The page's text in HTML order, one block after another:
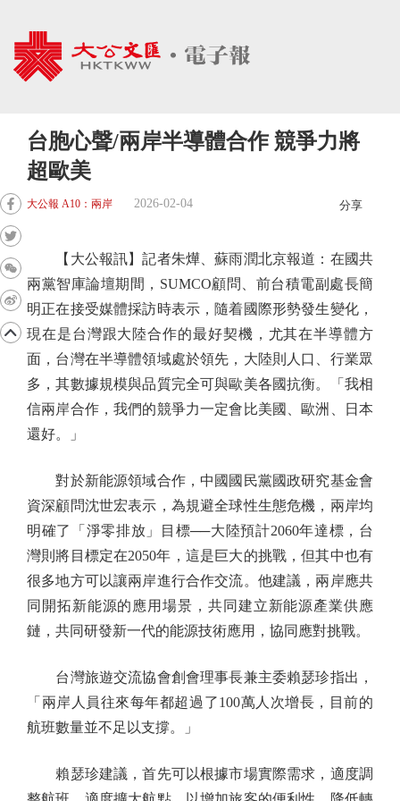
台胞心聲/兩岸半導體合作 競爭力將
超歐美
大公報 A10：兩岸 2026-02-04 分享
【大公報訊】記者朱燁、蘇雨潤北京報道：在國共
兩黨智庫論壇期間，SUMCO顧問、前台積電副處長簡
明正在接受媒體採訪時表示，隨着國際形勢發生變化，
現在是台灣跟大陸合作的最好契機，尤其在半導體方
面，台灣在半導體領域處於領先，大陸則人口、行業眾
多，其數據規模與品質完全可與歐美各國抗衡。「我相
信兩岸合作，我們的競爭力一定會比美國、歐洲、日本
還好。」
對於新能源領域合作，中國國民黨國政研究基金會
資深顧問沈世宏表示，為規避全球性生態危機，兩岸均
明確了「淨零排放」目標──大陸預計2060年達標，台
灣則將目標定在2050年，這是巨大的挑戰，但其中也有
很多地方可以讓兩岸進行合作交流。他建議，兩岸應共
同開拓新能源的應用場景，共同建立新能源產業供應
鏈，共同研發新一代的能源技術應用，協同應對挑戰。
台灣旅遊交流協會創會理事長兼主委賴瑟珍指出，
「兩岸人員往來每年都超過了100萬人次增長，目前的
航班數量並不足以支撐。」
賴瑟珍建議，首先可以根據市場實際需求，適度調